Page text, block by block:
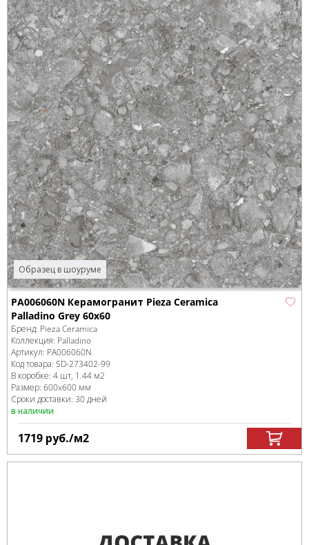
Образец в шоуруме
PA006060N Керамогранит Pieza Ceramica
Palladino Grey 60х60
Бренд: Pieza Ceramica
Коллекция: Palladino
Артикул: PA006060N
Код товара: SD-273402-99
В коробке: 4 шт, 1.44 м2
Размер: 600x600 мм
Сроки доставки: 30 дней
в наличии
1719 руб./м2